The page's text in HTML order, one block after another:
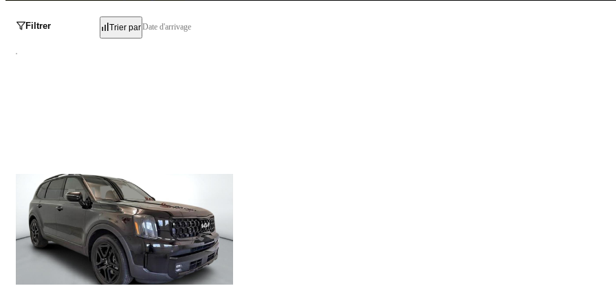
Filtrer Trier parDate d'arrivage
Kia Telluride
X-LINE AWD / 7 PASSAGERS 2024
48 580 km
48 495 $
Stock HE0002 / NIV 422525